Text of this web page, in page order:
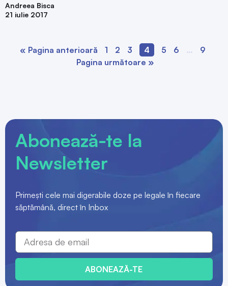
Andreea Bisca
21 iulie 2017
« Pagina anterioară 1 2 3 4 5 6 …
9
Pagina următoare »
Abonează-te la
Newsletter
Primești cele mai digerabile doze pe legale în fiecare
săptămână, direct în Inbox
ABONEAZĂ-TE